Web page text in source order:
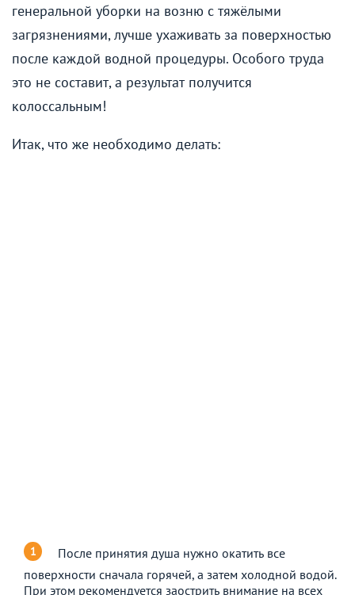
генеральной уборки на возню с тяжёлыми
загрязнениями, лучше ухаживать за поверхностью
после каждой водной процедуры. Особого труда
это не составит, а результат получится
колоссальным!
Итак, что же необходимо делать:
После принятия душа нужно окатить все
поверхности сначала горячей, а затем холодной водой.
При этом рекомендуется заострить внимание на всех